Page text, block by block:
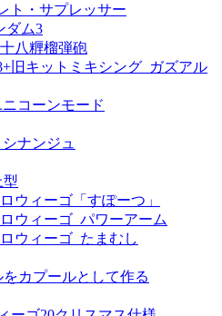
ト・サプレッサー
ダム3
八糎榴弾砲
旧キットミキシング_ガズアル
コーンモード
ナンジュ
型
ウィーゴ「すぽーつ」
ウィーゴ_パワーアーム
ウィーゴ_たまむし
をカプールとして作る